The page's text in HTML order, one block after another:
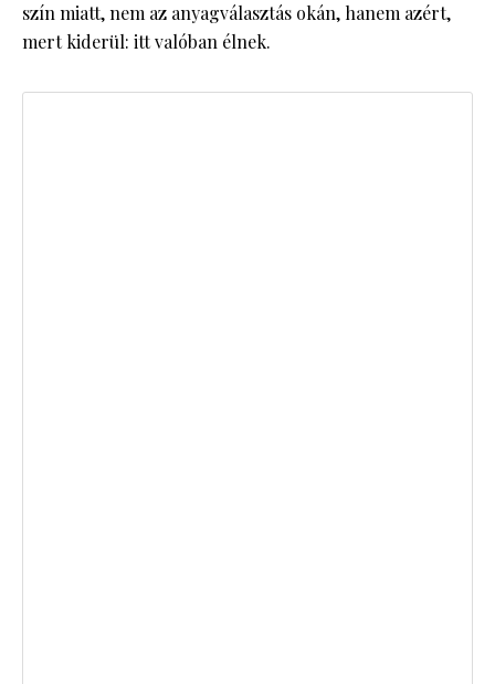
szín miatt, nem az anyagválasztás okán, hanem azért,
mert kiderül: itt valóban élnek.